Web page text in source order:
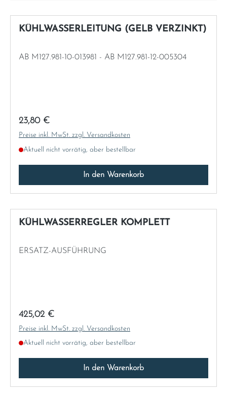
KÜHLWASSERLEITUNG (GELB VERZINKT)
AB M127.981-10-013981 - AB M127.981-12-005304
Regulärer Preis:
23,80 €
Preise inkl. MwSt. zzgl. Versandkosten
Aktuell nicht vorrätig, aber bestellbar
In den Warenkorb
KÜHLWASSERREGLER KOMPLETT
ERSATZ-AUSFÜHRUNG
Regulärer Preis:
425,02 €
Preise inkl. MwSt. zzgl. Versandkosten
Aktuell nicht vorrätig, aber bestellbar
In den Warenkorb